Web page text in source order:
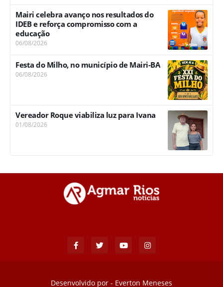
Mairi celebra avanço nos resultados do
IDEB e reforça compromisso com a
educação
06/08/2026
Festa do Milho, no município de Mairi-BA
06/08/2026
Vereador Roque viabiliza luz para Ivana
01/08/2026
Desenvolvido por - Everton Meneses